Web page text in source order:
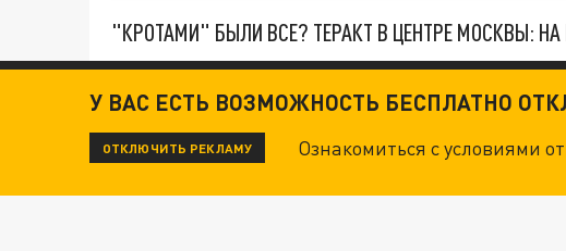
"КРОТАМИ" БЫЛИ ВСЕ? ТЕРАКТ В ЦЕНТРЕ МОСКВЫ:
ДАНЯ С ДАШЕЙ СПАСЛИСЬ ОТ БОЕВИКОВ ВСУ. НО
У ВАС ЕСТЬ ВОЗМОЖНОСТЬ БЕСПЛАТНО
ОТКЛЮЧИТЬ РЕКЛАМУ Ознакомиться с условиями